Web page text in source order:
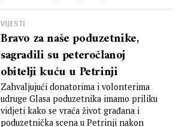
VIJESTI
Bravo za naše poduzetnike,
sagradili su peteročlanoj
obitelji kuću u Petrinji
Zahvaljujući donatorima i volonterima
udruge Glasa poduzetnika imamo priliku
vidjeti kako se vraća život građana i
poduzetnička scena u Petrinji nakon